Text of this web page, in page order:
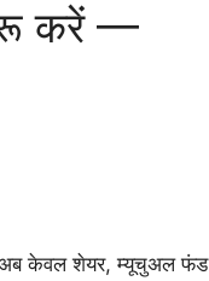
करें —
अब केवल शेयर, म्यूचुअल फंड